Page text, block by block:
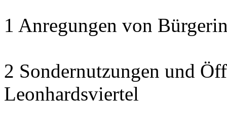
1 Anregungen von
2 Sondernutzungen und
Leonhardsviertel